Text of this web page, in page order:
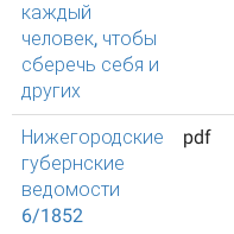
каждый
человек, чтобы
сберечь себя и
других
Нижегородские
губернские
ведомости
6/1852
pdf